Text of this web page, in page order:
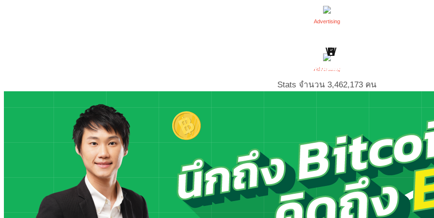
Advertising
Advertising
Stats จำนวน 3,462,173 คน
H
Health
B
Business
S
Social
L
Living
P
Point Of View
W
Work Clinic